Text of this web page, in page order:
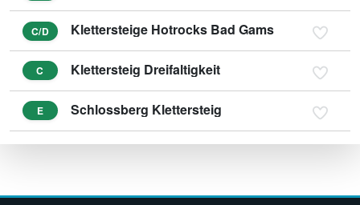
C/D Klettersteige Hotrocks Bad Gams
C Klettersteig Dreifaltigkeit
E Schlossberg Klettersteig